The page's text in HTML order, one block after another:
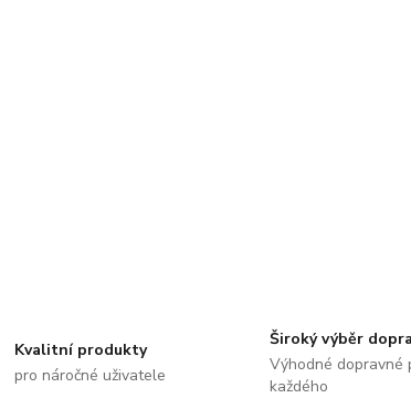
Kvalitní produkty
pro náročné uživatele
Široký výběr
Výhodné dopravné
každého